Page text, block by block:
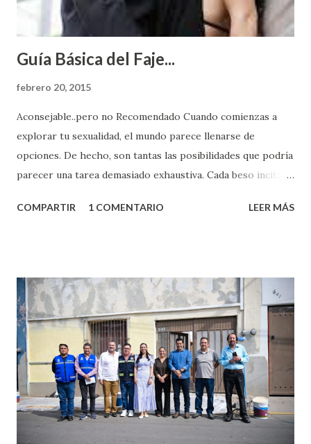
Guía Básica del Faje...
febrero 20, 2015
Aconsejable..pero no Recomendado Cuando comienzas a
explorar tu sexualidad, el mundo parece llenarse de
opciones. De hecho, son tantas las posibilidades que podría
parecer una tarea demasiado exhaustiva. Cada beso incita
partes de ti que jamás hubieras imaginado. El problema es
conoces ni la mitad de lo que deberías saber. Pero incluso
quienes ya han tenido relaciones sexuales no son expertos
o expertas en el tema. Siempre hay algo nuevo que
aprender y nuevas experiencias que conocer. Si eres una
chica y aún no has tenido relaciones sexuales, tal vez
pienses que el sexo será increíble y no puedas esperar para
experimentarlo, pero como cualquier persona con
experiencia te dirá, siempre es mejor cuando ambas partes
COMPARTIR 1 COMENTARIO LEER MÁS